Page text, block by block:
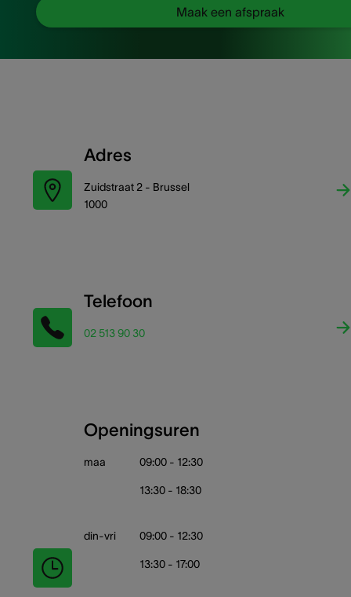
Maak een afspraak
Adres
Zuidstraat 2 - Brussel
1000
Telefoon
02 513 90 30
Openingsuren
maa 09:00 - 12:30
13:30 - 18:30
din-vri 09:00 - 12:30
13:30 - 17:00